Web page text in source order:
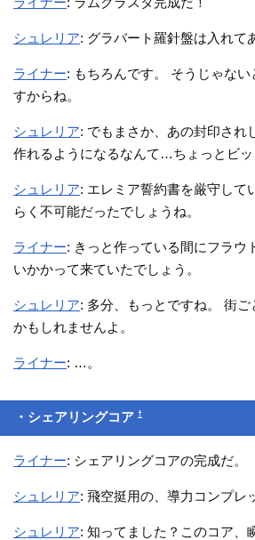
シュレリア: グラバート羅針盤は入れて
ライナー: もちろんです。 そうじゃない
すからね。
シュレリア: でもまさか、あの封印され
作れるようになるなんて…ちょっとビッ
シュレリア: エレミア誓約書を厳守して
らく不可能だったでしょうね。
ライナー: きっと作っている間にフラウ
いかかって来ていたでしょう。
シュレリア: 多分、もっとですね。 街
かもしれませんよ。
ライナー: …。
・シェアリングコア†
ライナー: シェアリングコアの完成だ。
シュレリア: 飛空挺用の、導力コンプレ
シュレリア: 知ってました？このコア、